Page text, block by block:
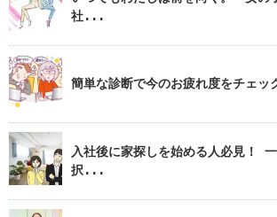
社...
簡単な診断で今のお疲れ度をチェッ
入社後に家探しを始める人必見！
択...